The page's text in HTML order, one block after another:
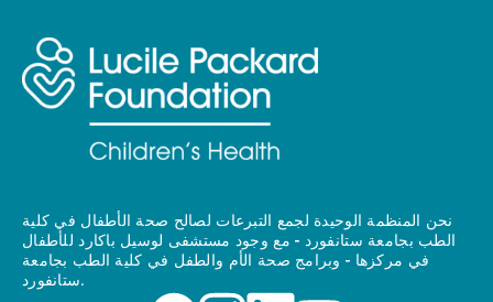
نحن المنظمة الوحيدة لجمع التبرعات لصالح صحة الأطفال في كلية
الطب بجامعة ستانفورد - مع وجود مستشفى لوسيل باكارد للأطفال
في مركزها - وبرامج صحة الأم والطفل في كلية الطب بجامعة
ستانفورد.